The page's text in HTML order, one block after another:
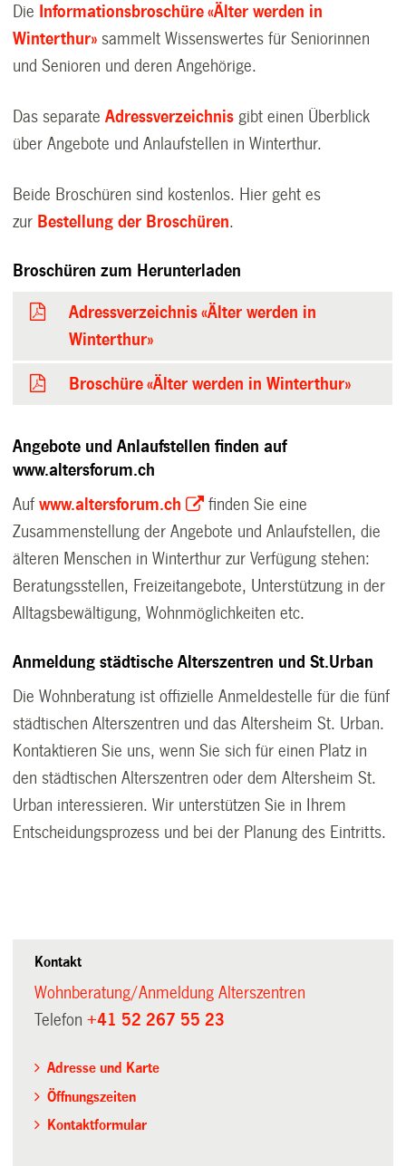
Die Informationsbroschüre «Älter werden in
Winterthur»sammelt Wissenswertes für Seniorinnen
und Senioren und deren Angehörige.
Das separateAdressverzeichnis gibt einen Überblick
über Angebote und Anlaufstellen in Winterthur.
Beide Broschüren sind kostenlos. Hier geht es
zur Bestellung der Broschüren.
Broschüren zum Herunterladen
Adressverzeichnis «Älter werden in
Winterthur»
Broschüre «Älter werden in Winterthur»
Angebote und Anlaufstellen finden auf
www.altersforum.ch
Aufwww.altersforum.ch
finden Sie eine
Zusammenstellung der Angebote und Anlaufstellen, die
älteren Menschen in Winterthur zur Verfügung stehen:
Beratungsstellen, Freizeitangebote, Unterstützung in der
Alltagsbewältigung, Wohnmöglichkeiten etc.
Anmeldung städtische Alterszentren und St.Urban
Die Wohnberatung ist offizielle Anmeldestelle für die fünf
städtischen Alterszentren und das Altersheim St. Urban.
Kontaktieren Sie uns, wenn Sie sich für einen Platz in
den städtischen Alterszentren oder dem Altersheim St.
Urban interessieren. Wir unterstützen Sie in Ihrem
Entscheidungsprozess und bei der Planung des Eintritts.
Kontakt
Wohnberatung/Anmeldung Alterszentren
Telefon+41 52 267 55 23
Adresse und Karte
Öffnungszeiten
Kontaktformular